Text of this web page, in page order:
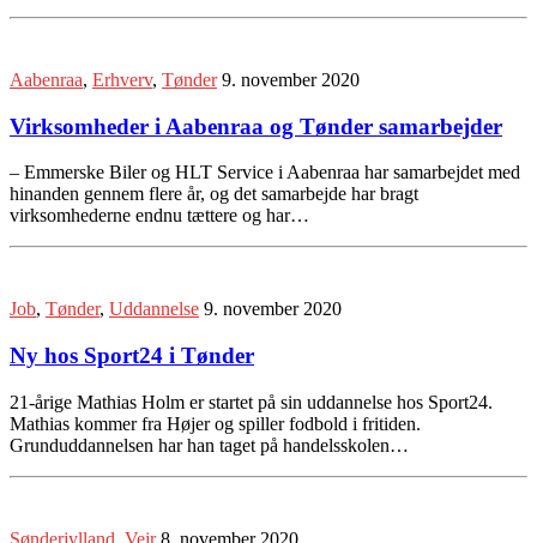
Aabenraa, Erhverv, Tønder 9. november 2020
Virksomheder i Aabenraa og Tønder samarbejder
– Emmerske Biler og HLT Service i Aabenraa har samarbejdet med
hinanden gennem flere år, og det samarbejde har bragt
virksomhederne endnu tættere og har…
Job, Tønder, Uddannelse 9. november 2020
Ny hos Sport24 i Tønder
21-årige Mathias Holm er startet på sin uddannelse hos Sport24.
Mathias kommer fra Højer og spiller fodbold i fritiden.
Grunduddannelsen har han taget på handelsskolen…
Sønderjylland, Vejr 8. november 2020